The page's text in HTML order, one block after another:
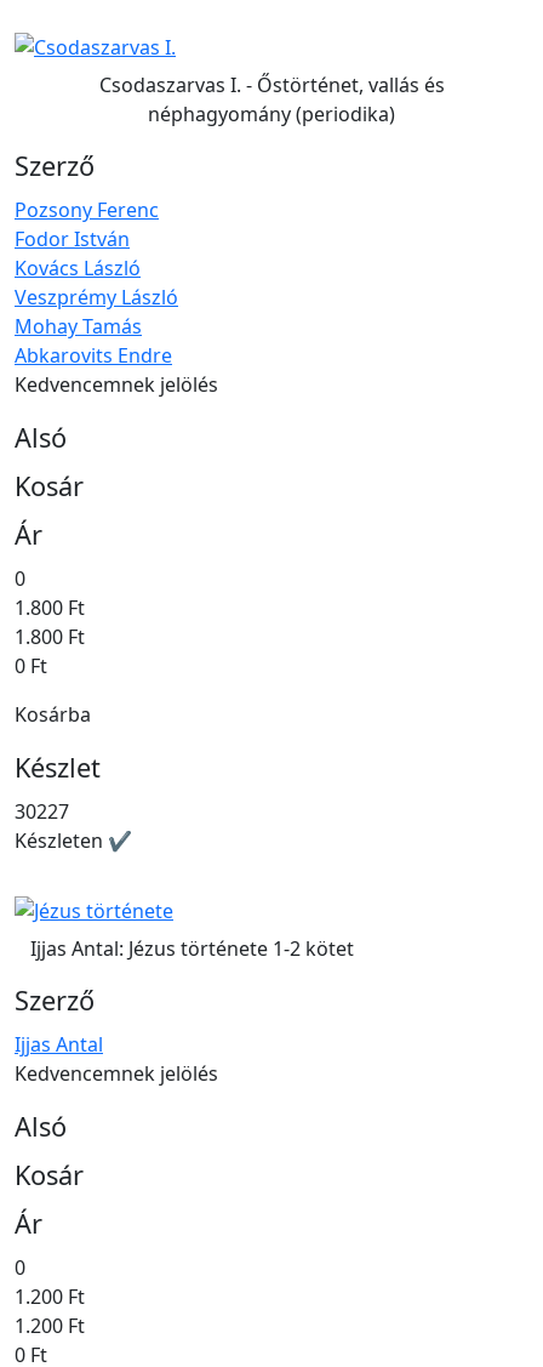
Csodaszarvas I. - Őstörténet, vallás és
néphagyomány (periodika)
Szerző
Pozsony Ferenc
Fodor István
Kovács László
Veszprémy László
Mohay Tamás
Abkarovits Endre
Kedvencemnek jelölés
Alsó
Kosár
Ár
0
1.800 Ft
1.800 Ft
0 Ft
Kosárba
Készlet
30227
Készleten ✔
Ijjas Antal: Jézus története 1-2 kötet
Szerző
Ijjas Antal
Kedvencemnek jelölés
Alsó
Kosár
Ár
0
1.200 Ft
1.200 Ft
0 Ft